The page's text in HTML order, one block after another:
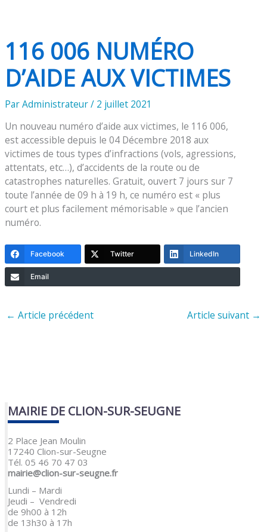
116 006 NUMÉRO
D’AIDE AUX VICTIMES
ParAdministrateur/ 2 juillet 2021
Un nouveau numéro d’aide aux victimes, le 116 006,
est accessible depuis le 04 Décembre 2018 aux
victimes de tous types d’infractions (vols, agressions,
attentats, etc…), d’accidents de la route ou de
catastrophes naturelles. Gratuit, ouvert 7 jours sur 7
toute l’année de 09 h à 19 h, ce numéro est « plus
court et plus facilement mémorisable » que l’ancien
numéro.
Facebook Twitter LinkedIn
Email
← Article précédent Article suivant →
MAIRIE DE CLION-SUR-SEUGNE
2 Place Jean Moulin
17240 Clion-sur-Seugne
Tél. 05 46 70 47 03
mairie@clion-sur-seugne.fr
Lundi – Mardi
Jeudi – Vendredi
de 9h00 à 12h
de 13h30 à 17h